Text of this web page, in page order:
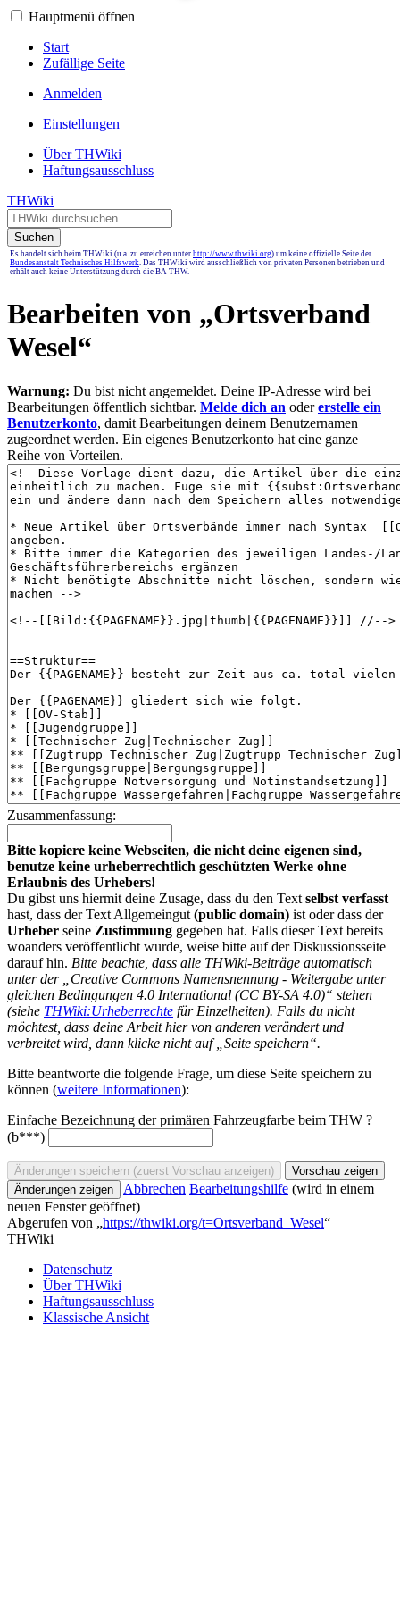
Hauptmenü öffnen
Start
Zufällige Seite
Anmelden
Einstellungen
Über THWiki
Haftungsausschluss
THWiki
Suchen
Es handelt sich beim THWiki (u.a. zu erreichen unter http://www.thwiki.org) um keine offizielle Seite der
Bundesanstalt Technisches Hilfswerk. Das THWiki wird ausschließlich von privaten Personen betrieben und
erhält auch keine Unterstützung durch die BA THW.
Bearbeiten von „Ortsverband
Wesel“
Warnung: Du bist nicht angemeldet. Deine IP-Adresse wird bei
Bearbeitungen öffentlich sichtbar. Melde dich an odererstelle ein
Benutzerkonto, damit Bearbeitungen deinem Benutzernamen
zugeordnet werden. Ein eigenes Benutzerkonto hat eine ganze
Reihe von Vorteilen.
Zusammenfassung:
Bitte kopiere keine Webseiten, die nicht deine eigenen sind,
benutze keine urheberrechtlich geschützten Werke ohne
Erlaubnis des Urhebers!
Du gibst uns hiermit deine Zusage, dass du den Text selbst verfasst
hast, dass der Text Allgemeingut (public domain) ist oder dass der
Urheber seine Zustimmung gegeben hat. Falls dieser Text bereits
woanders veröffentlicht wurde, weise bitte auf der Diskussionsseite
darauf hin. Bitte beachte, dass alle THWiki-Beiträge automatisch
unter der „Creative Commons Namensnennung - Weitergabe unter
gleichen Bedingungen 4.0 International (CC BY-SA 4.0)“ stehen
(siehe THWiki:Urheberrechte für Einzelheiten). Falls du nicht
möchtest, dass deine Arbeit hier von anderen verändert und
verbreitet wird, dann klicke nicht auf „Seite speichern“.
Bitte beantworte die folgende Frage, um diese Seite speichern zu
können (weitere Informationen):
Einfache Bezeichnung der primären Fahrzeugfarbe beim THW ?
(b***)
Abbrechen Bearbeitungshilfe (wird in einem
neuen Fenster geöffnet)
Abgerufen von „https://thwiki.org/t=Ortsverband_Wesel“
THWiki
Datenschutz
Über THWiki
Haftungsausschluss
Klassische Ansicht